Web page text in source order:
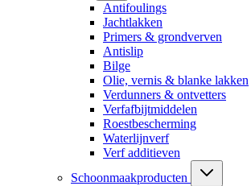
Antifoulings
Jachtlakken
Primers & grondverven
Antislip
Bilge
Olie, vernis & blanke lakken
Verdunners & ontvetters
Verfafbijtmiddelen
Roestbescherming
Waterlijnverf
Verf additieven
Schoonmaakproducten